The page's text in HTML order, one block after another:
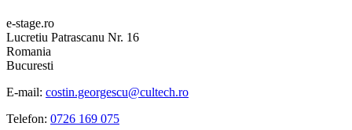
e-stage.ro
Lucretiu Patrascanu Nr. 16
Romania
Bucuresti
E-mail: costin.georgescu@cultech.ro
Telefon: 0726 169 075